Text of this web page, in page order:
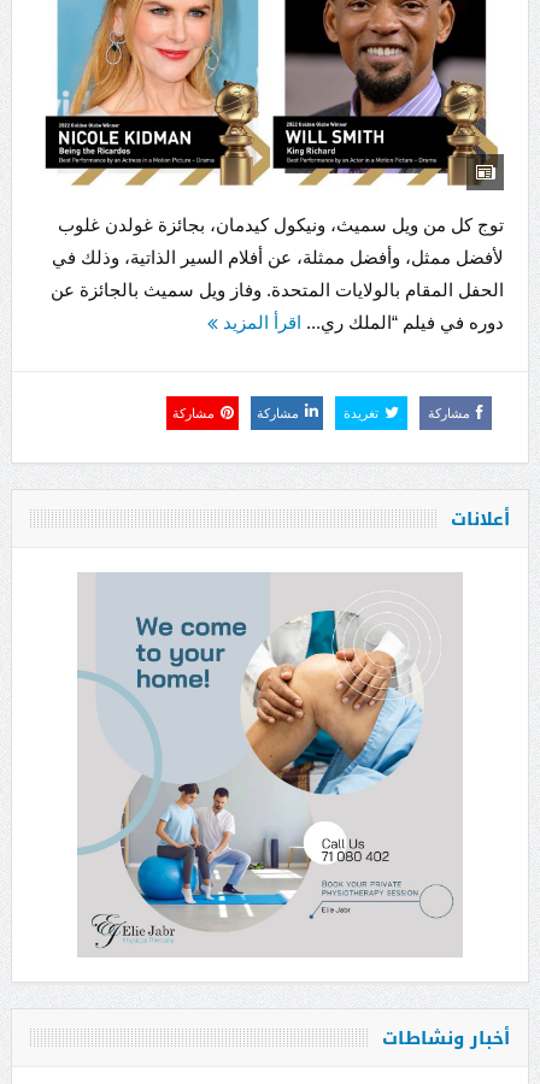
توج كل من ويل سميث، ونيكول كيدمان، بجائزة غولدن غلوب
لأفضل ممثل، وأفضل ممثلة، عن أفلام السير الذاتية، وذلك في
الحفل المقام بالولايات المتحدة. وفاز ويل سميث بالجائزة عن
دوره في فيلم “الملك ري... اقرأ المزيد
مشاركة تغريدة مشاركة مشاركة
أعلانات
أخبار ونشاطات